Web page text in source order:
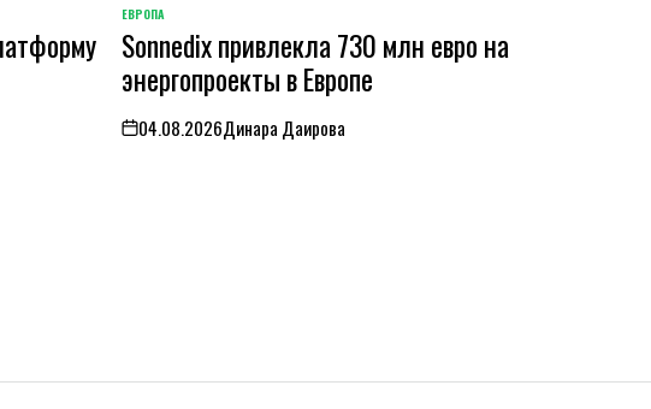
ОПУБЛИКОВАНО
В
ЕВРОПА
Sonnedix привлекла 730 млн евро на
энергопроекты в Европе
on04.08.2026Динара Даирова